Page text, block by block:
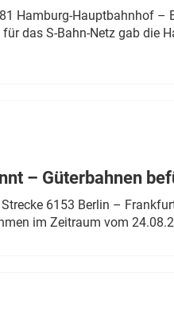
Hamburg-Hauptbahnhof –
das S-Bahn-Netz gab die
– Güterbahnen
6153 Berlin –
im Zeitraum vom